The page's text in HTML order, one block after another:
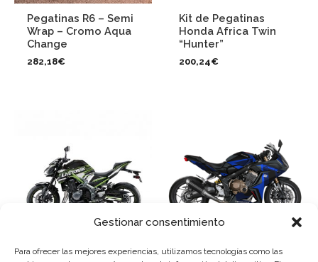
Gestionar consentimiento
Para ofrecer las mejores experiencias, utilizamos tecnologías como las
Pegatinas R6 – Semi
Wrap – Cromo Aqua
Change
282,18€
Kit de Pegatinas
Honda Africa Twin
“Hunter”
200,24€